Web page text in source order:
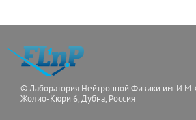
Диапазон по
© Лаборатория Нейтронной Физики им. И.М.
Жолио-Кюри 6, Дубна, Россия